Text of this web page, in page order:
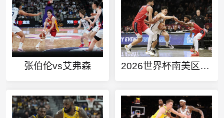
张伯伦vs艾弗森 2026世界杯南美区预选赛积分榜